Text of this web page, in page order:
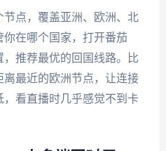
节点，覆盖亚洲、欧洲、北
在哪个国家，打开番茄
推荐最优的回国线路。比
最近的欧洲节点，让连接
，看直播时几乎感觉不到卡